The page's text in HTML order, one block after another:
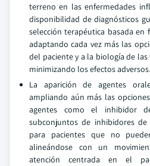
terreno en las enfermedades
disponibilidad de diagnósticos
selección terapéutica basada en
adaptando cada vez más las
del paciente y a la biología de las
minimizando los efectos adversos.
La aparición de agentes
ampliando aún más las
agentes como el inhibidor
subconjuntos de inhibidores
para pacientes que no
alineándose con un
atención centrada en el